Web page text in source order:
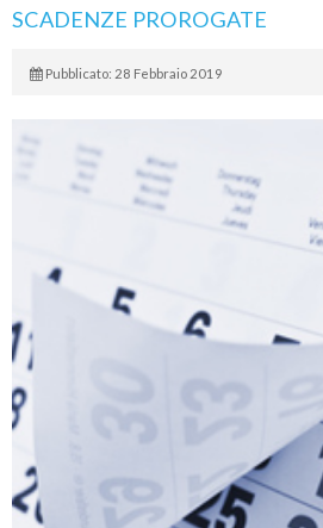
SCADENZE PROROGATE
Pubblicato: 28 Febbraio 2019